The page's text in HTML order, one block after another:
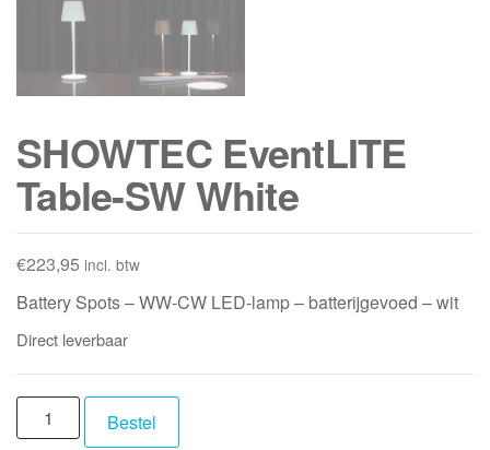
SHOWTEC EventLITE
Table-SW White
€223,95 incl. btw
Battery Spots – WW-CW LED-lamp – batterijgevoed – wit
Direct leverbaar
SHOWTEC
EventLITE
Bestel